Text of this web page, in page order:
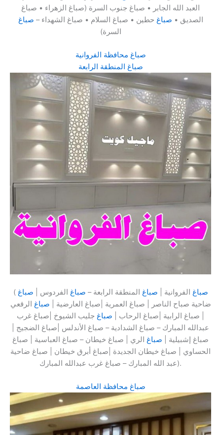
العبد الله الجابر • صباغ جنوب السرة (صباغ الزهراء • صباغ
الصديق • صباغ حطين • صباغ السلام • صباغ الشهداء – صباغ
السرة)
صباغ محافظة الفروانية
صباغ المنطقة الرابعة
( صباغ الفروانية | صباغ المنطقة الرابعة – صباغ الفردوس | صباغ
ضاحية صباح الناصر | صباغ العمرية |صباغ العارضية | صباغ الرقعي
| صباغ الرابية |صباغ الرحاب | صباغ جليب الشيوخ |صباغ غرب
عبدالله المبارك – صباغ الشدادية – صباغ الأندلس |صباغ الضجيج |
صباغ إشبيلية | صباغ الري | صباغ خيطان – صباغ العباسية | صباغ
الحساوي | صباغ خيطان الجديدة |صباغ أبرق خيطان | صباغ ضاحية
عبد الله المبارك – صباغ غرب عبدالله المبارك).
صباغ محافظة العاصمة